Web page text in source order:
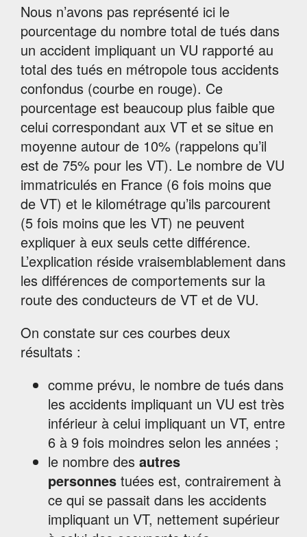
Nous n’avons pas représenté ici le
pourcentage du nombre total de tués dans
un accident impliquant un VU rapporté au
total des tués en métropole tous accidents
confondus (courbe en rouge). Ce
pourcentage est beaucoup plus faible que
celui correspondant aux VT et se situe en
moyenne autour de 10% (rappelons qu’il
est de 75% pour les VT). Le nombre de VU
immatriculés en France (6 fois moins que
de VT) et le kilométrage qu’ils parcourent
(5 fois moins que les VT) ne peuvent
expliquer à eux seuls cette différence.
L’explication réside vraisemblablement dans
les différences de comportements sur la
route des conducteurs de VT et de VU.
On constate sur ces courbes deux
résultats :
comme prévu, le nombre de tués dans
les accidents impliquant un VU est très
inférieur à celui impliquant un VT, entre
6 à 9 fois moindres selon les années ;
le nombre des autres
personnes tuées est, contrairement à
ce qui se passait dans les accidents
impliquant un VT, nettement supérieur